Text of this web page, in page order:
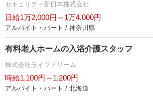
セキュリティ新日本株式会社
日給1万2,000円～1万4,000円
アルバイト・パート / 神奈川県
有料老人ホームの入浴介護スタッフ
株式会社ライフドリーム
時給1,100円～1,200円
アルバイト・パート / 北海道